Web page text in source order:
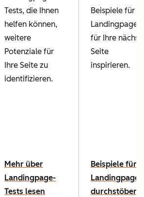
Tests, die Ihnen
helfen können,
weitere
Potenziale für
Ihre Seite zu
identifizieren.
Mehr über
Landingpage-
Tests lesen
Beispiele für
Landingpages
für Ihre
Seite
inspirieren.
Beispiele für
Landingpages
durchstöbern